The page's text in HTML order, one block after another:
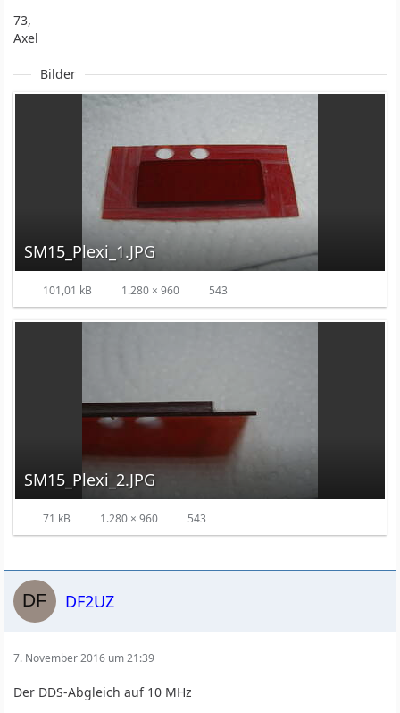
73,
Axel
Bilder
SM15_Plexi_1.JPG
101,01 kB 1.280 × 960 543
SM15_Plexi_2.JPG
71 kB 1.280 × 960 543
DF2UZ
7. November 2016 um 21:39
Der DDS-Abgleich auf 10 MHz